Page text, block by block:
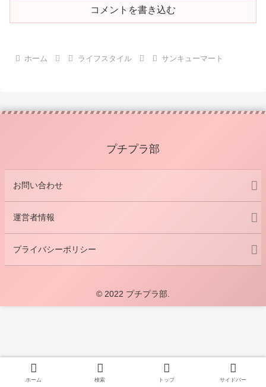
コメントを書き込む
ホーム ライフスタイル サンキューマート
プチプラ部
お問い合わせ
運営者情報
プライバシーポリシー
© 2022 プチプラ部.
ホーム 検索 トップ サイドバー